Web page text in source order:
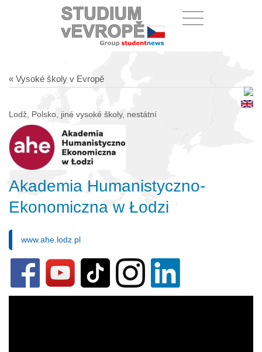
« Vysoké školy v Evropě
Lodž, Polsko, jiné vysoké školy, nestátní
Akademia Humanistyczno-
Ekonomiczna w Łodzi
www.ahe.lodz.pl